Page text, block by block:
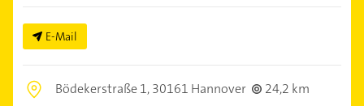
E-Mail
Bödekerstraße 1,30161 Hannover
24,2 km